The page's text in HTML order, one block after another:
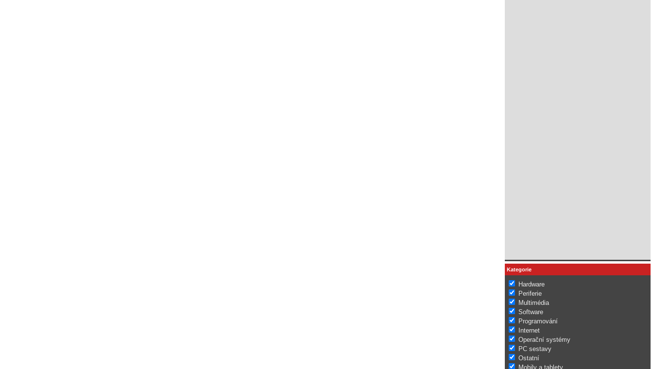
Kategorie
Hardware
Periferie
Multimédia
Software
Programování
Internet
Operační systémy
PC sestavy
Ostatní
Mobily a tablety